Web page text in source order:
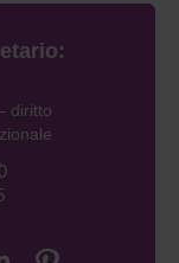
diritto